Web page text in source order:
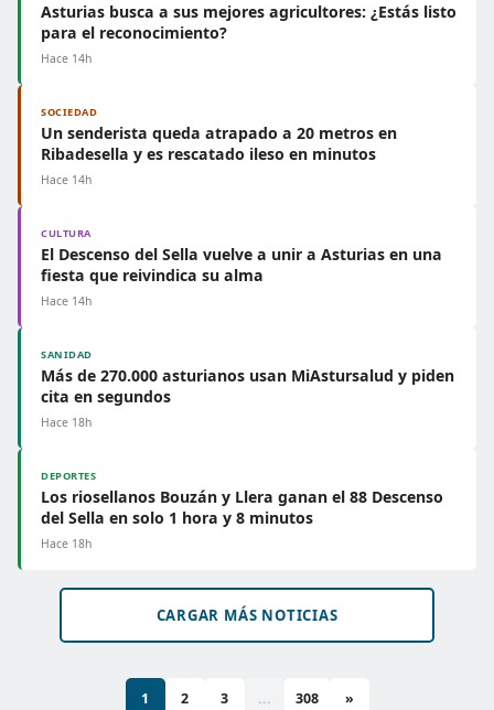
Asturias busca a sus mejores agricultores: ¿Estás listo
para el reconocimiento?
Hace 14h
SOCIEDAD
Un senderista queda atrapado a 20 metros en
Ribadesella y es rescatado ileso en minutos
Hace 14h
CULTURA
El Descenso del Sella vuelve a unir a Asturias en una
fiesta que reivindica su alma
Hace 14h
SANIDAD
Más de 270.000 asturianos usan MiAstursalud y piden
cita en segundos
Hace 18h
DEPORTES
Los riosellanos Bouzán y Llera ganan el 88 Descenso
del Sella en solo 1 hora y 8 minutos
Hace 18h
CARGAR MÁS NOTICIAS
1 2 3 ... 308 »